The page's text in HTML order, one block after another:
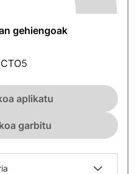
gehiengoak
5
aplikatu
garbitu